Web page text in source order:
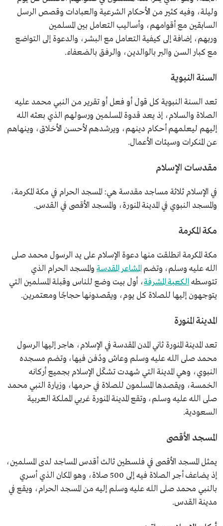
وليلة، وفيه كثير من الأحكام الشرعية والعبادات وقصص الرسل
السابقين مع أقوامهم، وأساليب التعامل بين المسلمين
وربهم، إضافة إلى كيفية التعامل مع البشر، والدعوة إلى التواضع
مع كبار السن والبر بالوالدين، والرفق بالضعفاء.
السنة النبوية
تعد السنة النبوية كل قول أو فعل أو تقرير من النبي محمد عليه
الصلاة والسلام، إذ يعد قدوة المسلمين ورسولهم الذي بعثه الله
إليهم ليعلمهم أحكام دينهم، ويرشدهم لأحسن الأخلاق، وينهاهم
عن المنكرات وسيئات الأعمال.
مقدسات الإسلام
في الإسلام ثلاثة مساجد مقدسة هي: المسجد الحرام في مكة المكرمة،
والمسجد النبوي في المدينة المنورة، والمسجد الأقصى في القدس.
مكة المكرمة
مكة المكرمة انطلقت منها دعوة الإسلام على يد الرسول محمد صلى
الله عليه وسلم، وتضم المشاعر المقدسة والمسجد الحرام الذي
تتوسطه الكعبة المشرفة، أول بيت وضع للناس وقبلة المسلمين التي
يتوجهون إليها للصلاة كل يوم، ويقصدونها حجاجًا ومعتمرين.
المدينة المنورة
تعد المدينة المنورة ثاني المدن المقدسة في الإسلام، هاجر إليها الرسول
محمد صلى الله عليه وسلم وعاش ودُفن فيها، وتضم مسجده
النبوي، وهي المدينة التي شهدت تشكّل الإسلام بجميع أركانه
الخمسة، ويقصدها المسلمون للصلاة في حرمها، وزيارة النبي محمد
صلى الله عليه وسلم، وتقع المدينة المنورة غربي المملكة العربية
السعودية.
المسجد الأقصى
يمثل المسجد الأقصى في فلسطين ثالث أقدس المساجد لدى المسلمين،
إذ يضاعف أجر الصلاة فيه إلى 500 صلاة، وهو المكان الذي أسري
بالنبي محمد صلى الله عليه وسلم إليه من المسجد الحرام، ويقع في
مدينة القدس.